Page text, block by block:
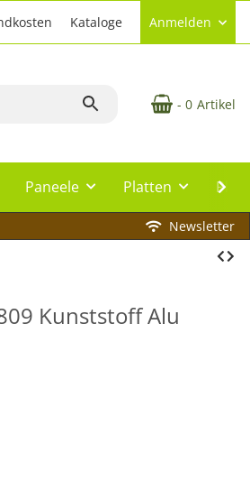
Kataloge Anmelden
- 0 Artikel
Paneele Platten
Newsletter
Kunststoff Alu